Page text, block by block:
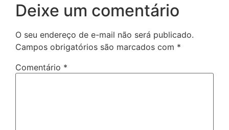
Deixe um comentário
O seu endereço de e-mail não será publicado.
Campos obrigatórios são marcados com *
Comentário *